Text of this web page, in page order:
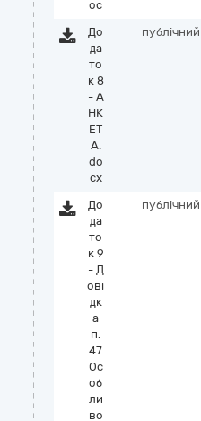
oc
До
да
то
к 8
- А
НК
ЕТ
А.
do
cx
публічний
До
да
то
к 9
- Д
ові
дк
а
п.
47
Ос
об
ли
во
публічний